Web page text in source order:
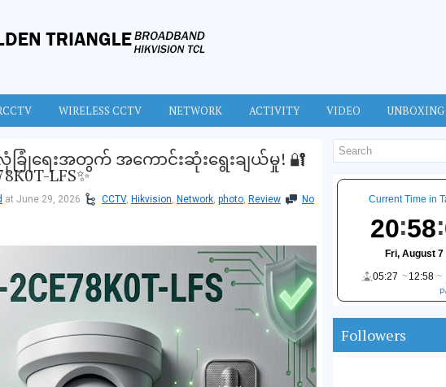
WIRELESS CCTV NETWORK ACTIVITY VIDEO UNBOXING
ခြုံရေးအတွက် အကောင်းဆုံးရွေးချယ်မှု! 🔐
LFS✨
at June 29, 2026 CCTV, Hikvision, Network, photo, Review
No
Current Time in
20 58
Fri, August 7
05:27
12:58
Followers